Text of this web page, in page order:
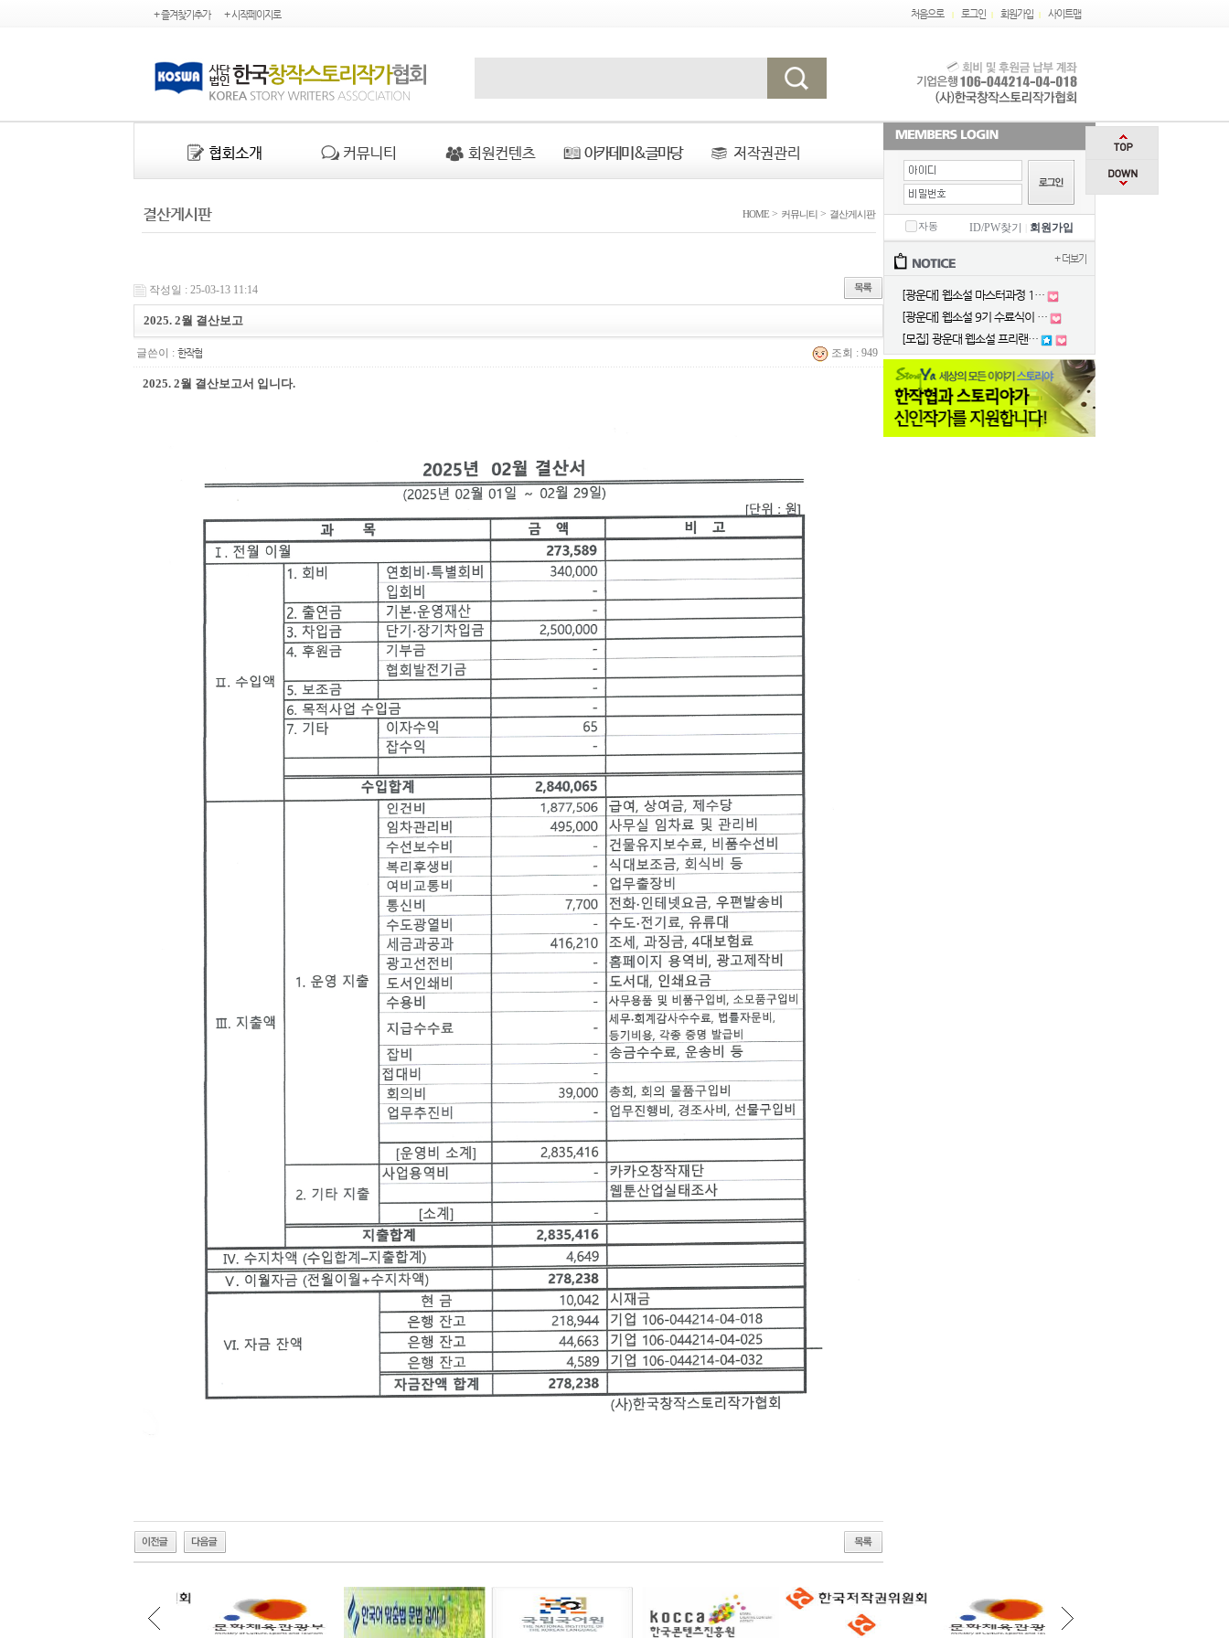
+ 즐겨찾기추가 + 시작페이지로 처음으로 로그인 회원가입 사이트맵
결산게시판 HOME > 커뮤니티 > 결산게시판
작성일 : 25-03-13 11:14
2025. 2월 결산보고
글쓴이 : 한작협 조회 : 949
2025. 2월 결산보고서 입니다.
자동 ID/PW찾기 회원가입
+ 더보기
[광운대] 웹소설 마스터과정 1…
[광운대] 웹소설 9기 수료식이 …
[모집] 광운대 웹소설 프리랜…